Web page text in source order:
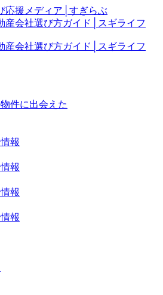
応援メディア│すぎらぶ
件に出会えた
報
報
報
報